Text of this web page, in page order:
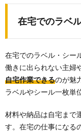
在宅でのラベ
在宅でのラベル・シー
働きに出られない主婦
自宅作業できるのが魅
ラベルやシール一枚単
材料や納品は自宅まで
す。在宅の仕事になる